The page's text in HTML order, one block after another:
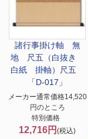
諸行事掛け軸 無
地 尺五（白抜き
白紙 掛軸）尺五
「D-017」
メーカー通常価格14,520
円のところ
特別価格
12,716円(税込)